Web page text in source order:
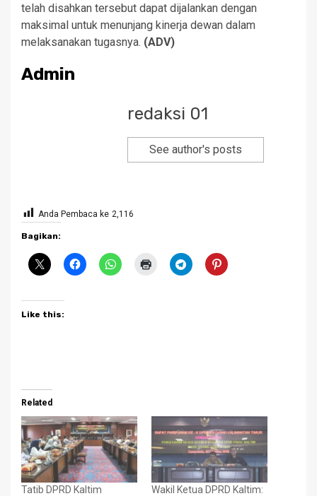
telah disahkan tersebut dapat dijalankan dengan
maksimal untuk menunjang kinerja dewan dalam
melaksanakan tugasnya. (ADV)
Admin
redaksi 01
See author's posts
Anda Pembaca ke 2,116
Bagikan:
Like this:
Related
Tatib DPRD Kaltim
Wakil Ketua DPRD Kaltim: